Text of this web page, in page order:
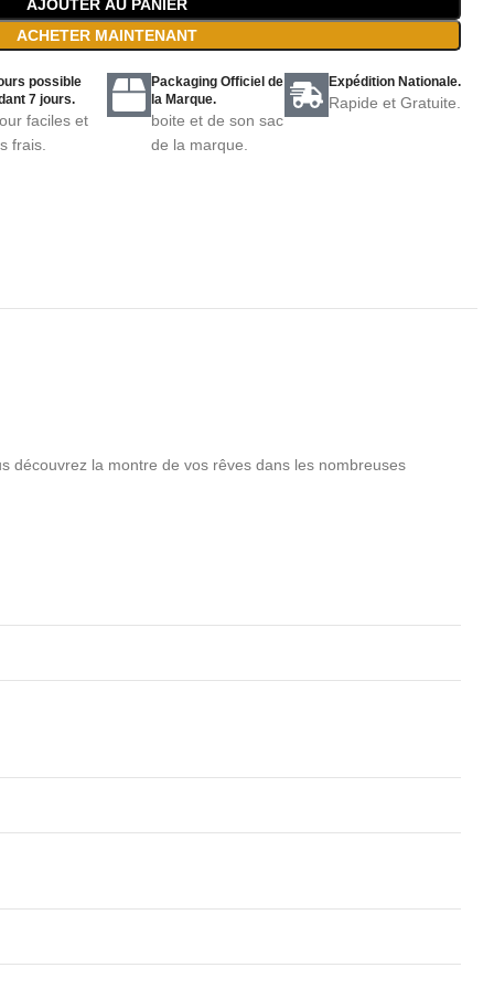
AJOUTER AU PANIER
ACHETER MAINTENANT
possible
7 jours.
faciles et
frais.
Packaging Officiel de
la Marque.
boite et de son sac
de la marque.
Expédition Nationale.
Rapide et Gratuite.
découvrez la montre de vos rêves dans les nombreuses